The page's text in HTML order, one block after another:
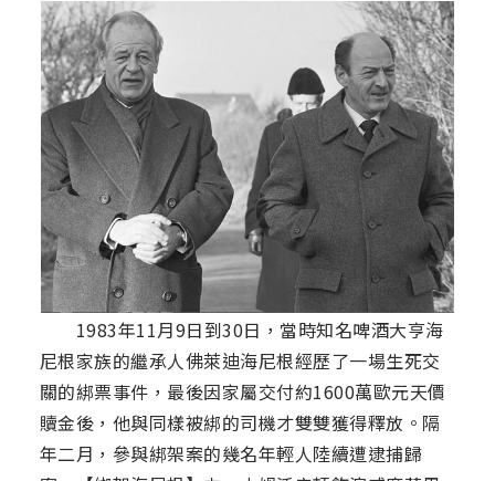
1983年11月9日到30日，當時知名啤酒大亨海
尼根家族的繼承人佛萊迪海尼根經歷了一場生死交
關的綁票事件，最後因家屬交付約1600萬歐元天價
贖金後，他與同樣被綁的司機才雙雙獲得釋放。隔
年二月，參與綁架案的幾名年輕人陸續遭逮捕歸